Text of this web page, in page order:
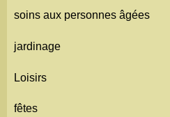
soins aux personnes âgées
jardinage
Loisirs
fêtes